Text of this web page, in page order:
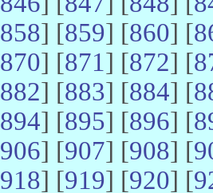
858] [859] [860] [
870] [871] [872] [
882] [883] [884] [
894] [895] [896] [
906] [907] [908] [
918] [919] [920] [